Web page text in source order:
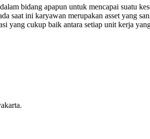
bidang apapun untuk mencapai suatu
saat ini karyawan merupakan asset yang
yang cukup baik antara setiap unit kerja